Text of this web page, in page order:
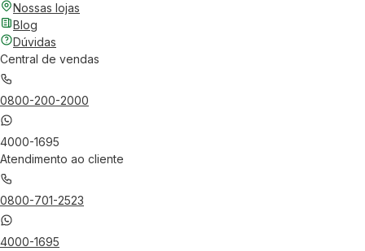
Nossas lojas
Blog
Dúvidas
Central de vendas
0800-200-2000
4000-1695
Atendimento ao cliente
0800-701-2523
4000-1695